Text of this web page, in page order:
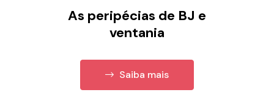
As peripécias de BJ e
ventania
Saiba mais